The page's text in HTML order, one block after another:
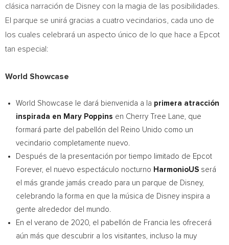
clásica narración de Disney con la magia de las posibilidades.
El parque se unirá gracias a cuatro vecindarios, cada uno de
los cuales celebrará un aspecto único de lo que hace a Epcot
tan especial:
World Showcase
World Showcase le dará bienvenida a la primera atracción
inspirada en Mary Poppins en Cherry Tree Lane, que
formará parte del pabellón del Reino Unido como un
vecindario completamente nuevo.
Después de la presentación por tiempo limitado de Epcot
Forever, el nuevo espectáculo nocturno HarmonioUS será
el más grande jamás creado para un parque de Disney,
celebrando la forma en que la música de Disney inspira a
gente alrededor del mundo.
En el verano de 2020, el pabellón de Francia les ofrecerá
aún más que descubrir a los visitantes, incluso la muy